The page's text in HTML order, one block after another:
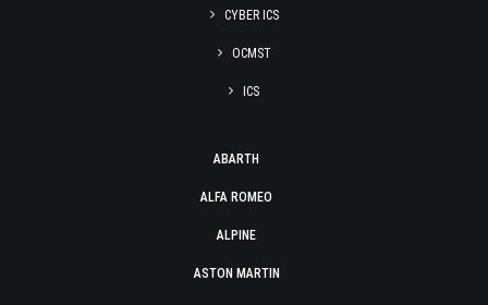
CYBER ICS
OCMST
ICS
ABARTH
ALFA ROMEO
ALPINE
ASTON MARTIN